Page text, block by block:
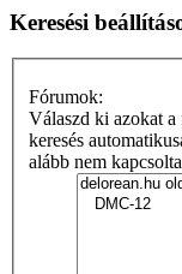
Keresési
Fórumok:
Válaszd ki azokat a
keresés
alább nem